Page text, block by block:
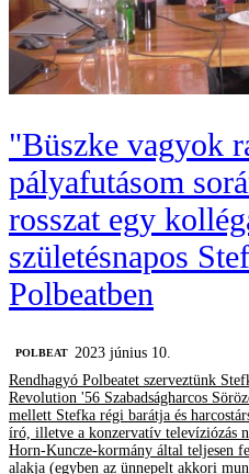
"Büszke vagyok
pályafutásom
rosszat egy
születésnapos
Polbeatben
‎POLBEAT 2023 június 10.
Rendhagyó Polbeatet szerveztünk
Revolution '56 Szabadságharcos
mellett Stefka régi barátja és
író, illetve a konzervatív televíziózás
Horn-Kuncze-kormány által teljesen
alakja (egyben az ünnepelt akkori